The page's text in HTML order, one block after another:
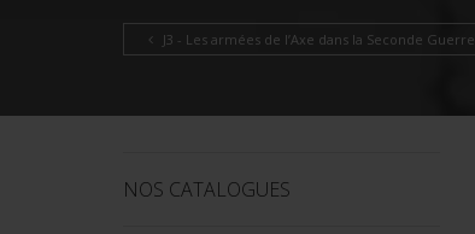
J3 - Les armées de l’Axe dans la Seconde Guerre
NOS CATALOGUES